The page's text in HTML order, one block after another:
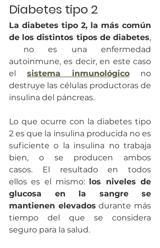
Diabetes tipo 2
La diabetes tipo 2, la más común
de los distintos tipos de diabetes,
no es una enfermedad
autoinmune, es decir, en este caso
el sistema inmunológico no
destruye las células productoras de
insulina del páncreas.
Lo que ocurre con la diabetes tipo
2 es que la insulina producida no es
suficiente o la insulina no trabaja
bien, o se producen ambos
casos. El resultado en todos
ellos es el mismo: los niveles de
glucosa en la sangre se
mantienen elevados durante más
tiempo del que se considera
seguro para la salud.